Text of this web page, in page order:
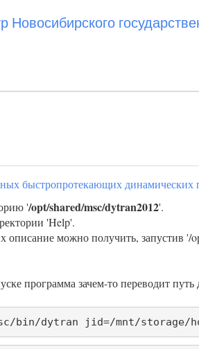
быстропротекающих динамических
'/opt/shared/msc/dytran2012'.
'Help'.
можно получить, запустив '/
программа зачем-то переводит
bin/dytran jid=/mnt/storage/